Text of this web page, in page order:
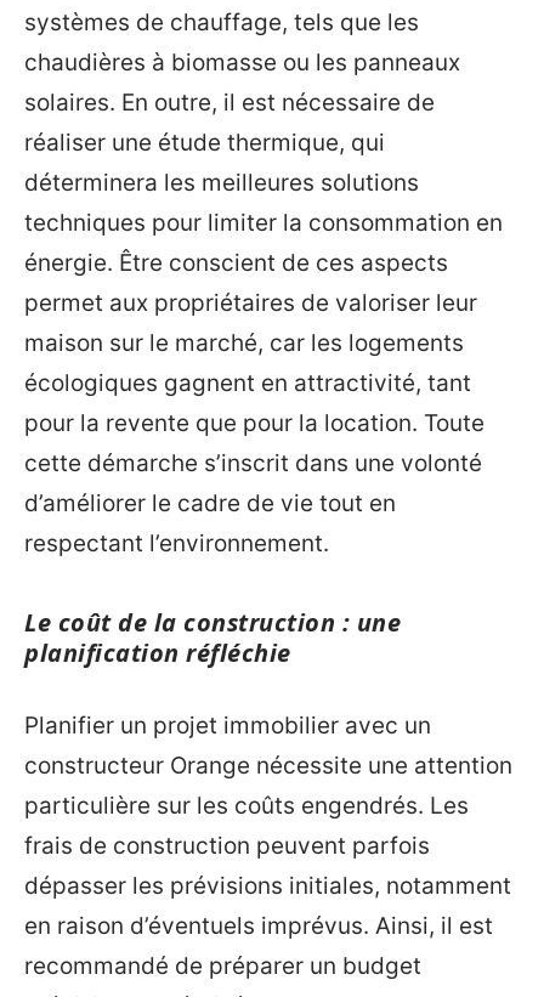
systèmes de chauffage, tels que les
chaudières à biomasse ou les panneaux
solaires. En outre, il est nécessaire de
réaliser une étude thermique, qui
déterminera les meilleures solutions
techniques pour limiter la consommation en
énergie. Être conscient de ces aspects
permet aux propriétaires de valoriser leur
maison sur le marché, car les logements
écologiques gagnent en attractivité, tant
pour la revente que pour la location. Toute
cette démarche s’inscrit dans une volonté
d’améliorer le cadre de vie tout en
respectant l’environnement.
Le coût de la construction : une
planification réfléchie
Planifier un projet immobilier avec un
constructeur Orange nécessite une attention
particulière sur les coûts engendrés. Les
frais de construction peuvent parfois
dépasser les prévisions initiales, notamment
en raison d’éventuels imprévus. Ainsi, il est
recommandé de préparer un budget